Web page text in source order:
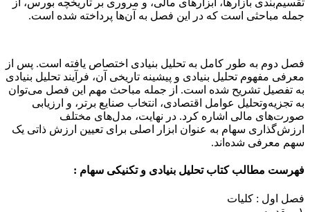
تقسیم‌بندی بازارها، ابزارهای مالی، و مروری بر تاریخچه بورس، از
جمله مباحثی است که در این فصل به آن‌ها پرداخته شده است.
فصل دوم به طور کامل به تحلیل بنیادی اختصاص یافته است. پس از
معرفی مفهوم تحلیل بنیادی و پیشینه تاریخی آن، فرآیند تحلیل بنیادی
به تفصیل تشریح شده است. از جمله مباحث مهم این فصل می‌توان
به تجزیه‌و‌تحلیل عوامل اقتصادی، انتخاب صنایع برتر، و ارزیابی
صورت‌های مالی اشاره کرد. در نهایت، مدل‌های مختلف
ارزش‌گذاری سهام به عنوان ابزار اصلی برای تعیین ارزش ذاتی یک
سهم معرفی شده‌اند.
فهرست مطالب کتاب تحلیل بنیادی و تکنیکی سهام :
فصل اول : کلیات